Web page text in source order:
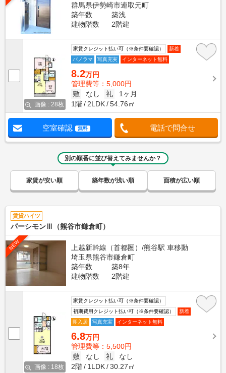
群馬県伊勢崎市連取元町
築年数
築浅
建物階数
2階建
画像 : 28枚
家賃クレジット払い可（※条件要確認）
新着
パノラマ
写真充実 インターネット無料
8.2万円
管理費等：5,000円
敷
なし 礼
1ヶ月
1階
2LDK 54.76㎡
空室確認 無料 電話で問合せ
別の順番に並び替えてみませんか？
家賃が安い順 築年数が浅い順 面積が広い順
賃貸ハイツ
パーシモンⅢ（熊谷市鎌倉町）
NEW
上越新幹線（首都圏）/熊谷駅 車移動
埼玉県熊谷市鎌倉町
築年数
築8年
建物階数
2階建
画像 : 18枚
家賃クレジット払い可（※条件要確認）
初期費用クレジット払い可（※条件要確認）
新着
即入居
写真充実 インターネット無料
6.8万円
管理費等：5,500円
敷
なし 礼
なし
2階
1LDK 30.27㎡